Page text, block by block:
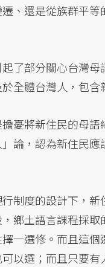
、還是從族群平
了部分關心台灣
全體台灣人，包含
憂將新住民的母
論，認為新住民
制度的設計下，
鄉土語言課程採
一選修。而且這
以選；而且只要